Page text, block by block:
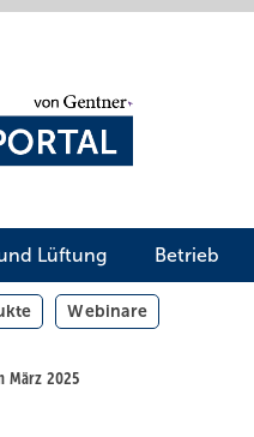
Lüftung Betrieb
Webinare
März 2025